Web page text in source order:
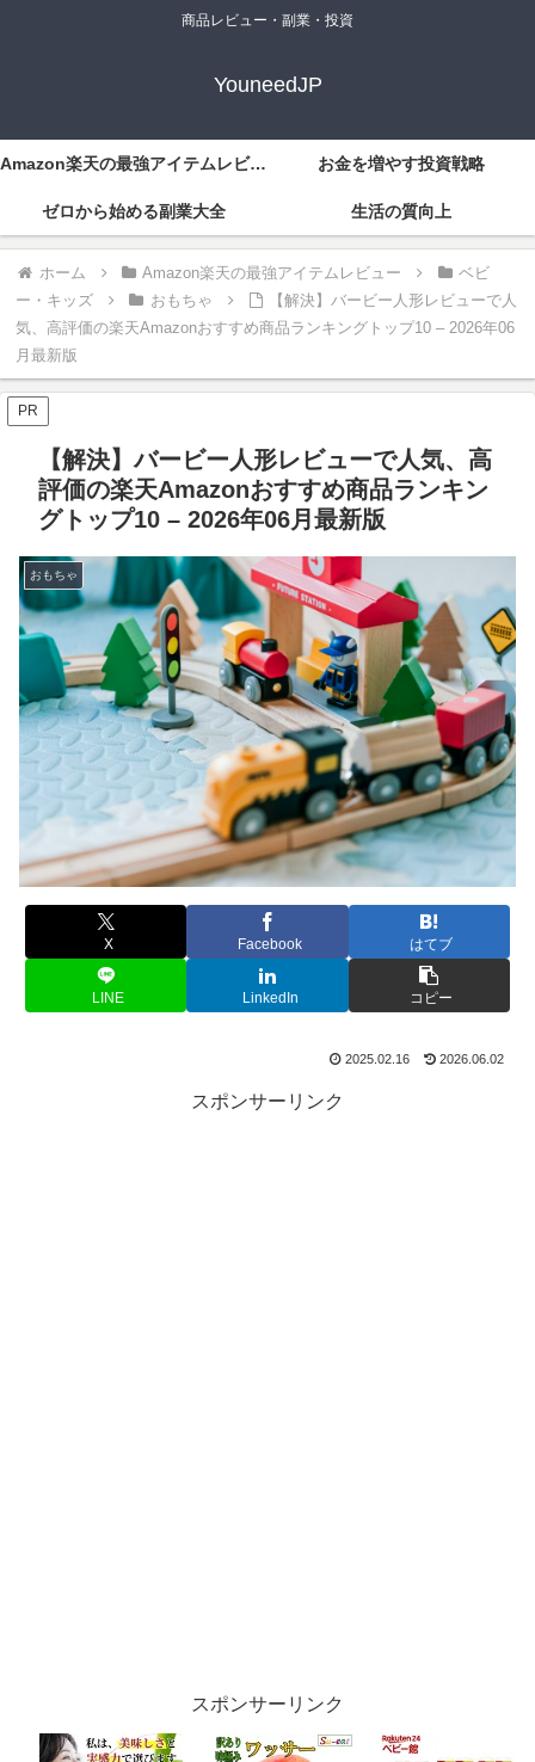
商品レビュー・副業・投資
YouneedJP
Amazon楽天の最強アイテムレビュー お金を増やす投資戦略
ゼロから始める副業大全 生活の質向上
ホーム Amazon楽天の最強アイテムレビュー
ベビ
ー・キッズ
おもちゃ
【解決】バービー人形レビューで人
気、高評価の楽天Amazonおすすめ商品ランキングトップ10 – 2026年06
月最新版
PR
【解決】バービー人形レビューで人気、高
評価の楽天Amazonおすすめ商品ランキン
グトップ10 – 2026年06月最新版
おもちゃ
X Facebook はてブ
LINE LinkedIn コピー
2025.02.16 2026.06.02
スポンサーリンク
スポンサーリンク